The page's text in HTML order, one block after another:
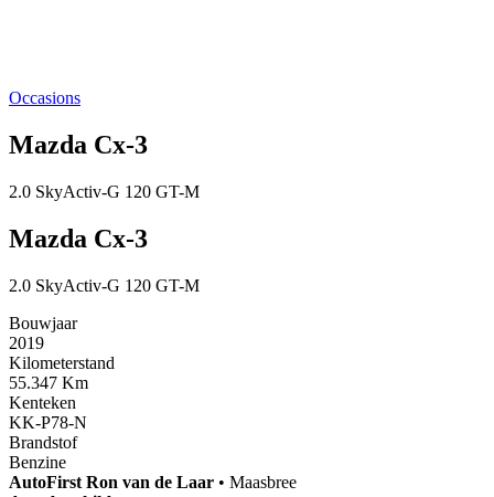
Occasions
Mazda Cx-3
2.0 SkyActiv-G 120 GT-M
Mazda Cx-3
2.0 SkyActiv-G 120 GT-M
Bouwjaar
2019
Kilometerstand
55.347 Km
Kenteken
KK-P78-N
Brandstof
Benzine
AutoFirst Ron van de Laar • Maasbree